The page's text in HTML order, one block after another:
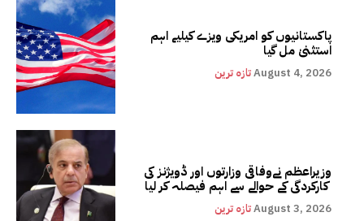
پاکستانیوں کو امریکی ویزے کیلیے اہم
استثنیٰ مل گیا
تازہ ترینAugust 4, 2026
وزیراعظم نےوفاقی وزارتوں اور ڈویژنز کی
کارکردگی کے حوالے سے اہم فیصلہ کر لیا
تازہ ترینAugust 3, 2026